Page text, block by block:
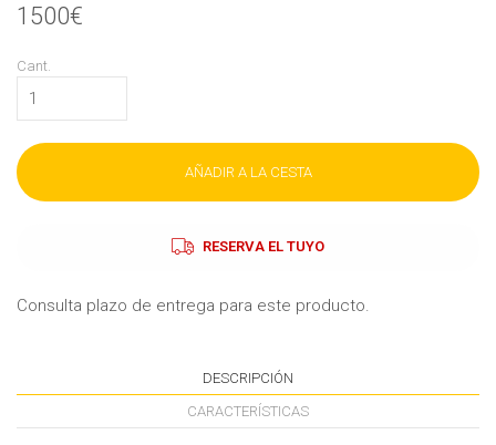
1500€
Cant.
AÑADIR A LA CESTA
RESERVA EL TUYO
Consulta plazo de entrega para este producto.
DESCRIPCIÓN
CARACTERÍSTICAS